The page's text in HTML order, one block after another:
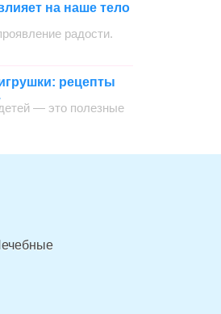
на наше тело
радости.
рецепты
— это полезные